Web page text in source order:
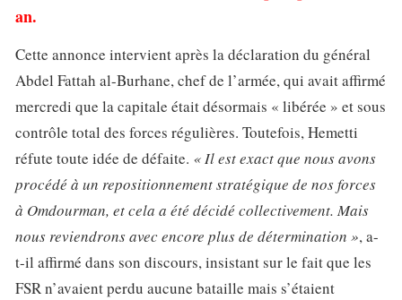
an.
Cette annonce intervient après la déclaration du général
Abdel Fattah al-Burhane, chef de l’armée, qui avait affirmé
mercredi que la capitale était désormais « libérée » et sous
contrôle total des forces régulières. Toutefois, Hemetti
réfute toute idée de défaite. « Il est exact que nous avons
procédé à un repositionnement stratégique de nos forces
à Omdourman, et cela a été décidé collectivement. Mais
nous reviendrons avec encore plus de détermination », a-
t-il affirmé dans son discours, insistant sur le fait que les
FSR n’avaient perdu aucune bataille mais s’étaient